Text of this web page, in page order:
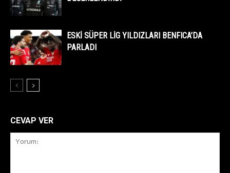
ESKİ SÜPER LİG YILDIZLARI BENFICA’DA
PARLADI
CEVAP VER